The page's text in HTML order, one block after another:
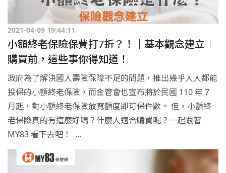
2021-04-09 19:44:11
小額終老保險保費打7折？！｜基本觀念建立｜
購買前，這些事你得知道！
政府為了解決國人壽險保障不足的問題，推出幾乎人人都能
投保的小額終老保險，而金管會也宣布將於民國 110 年 7
月起，對小額終老保險放寬額度即可保件數。 但，小額終
老保險真的有這麼好嗎？什麼人適合購買呢？一起跟著
MY83 看下去吧！ ...